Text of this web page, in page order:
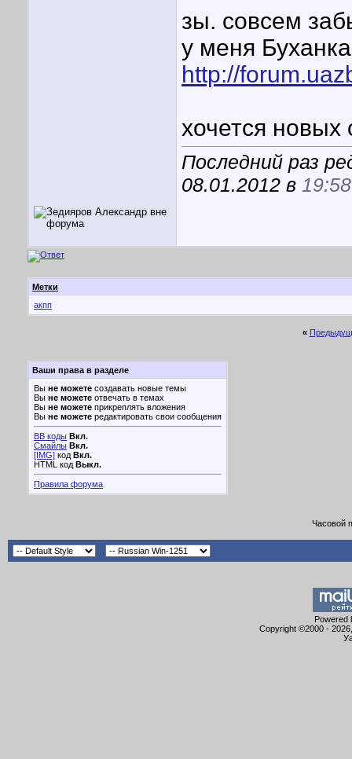
зы. совсем
у меня Буханка
http://
хочется
Последний раз
08.01.2012 в 19:58
Метки
акпп
«
Ваши права в разделе
Вы не можете создавать новые темы
Вы не можете отвечать в темах
Вы не можете прикреплять вложения
Вы не можете редактировать свои сообщения
BB коды Вкл.
Смайлы Вкл.
[IMG] код Вкл.
HTML код Выкл.
Правила форума
Часовой
Powered
Copyright ©2000 -